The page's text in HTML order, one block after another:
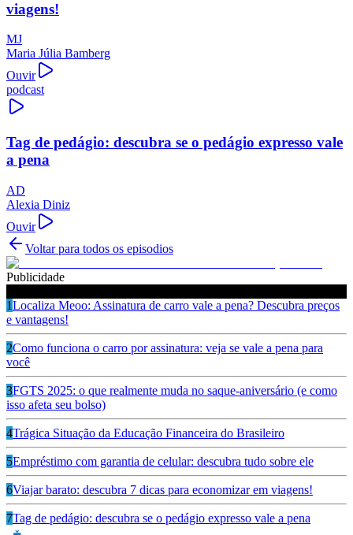
viagens!
MJ
Maria Júlia Bamberg
Ouvir
podcast
Tag de pedágio: descubra se o pedágio expresso vale
a pena
AD
Alexia Diniz
Ouvir
Voltar para todos os episodios
Publicidade
1Localiza Meoo: Assinatura de carro vale a pena? Descubra preços
e vantagens!
2Como funciona o carro por assinatura: veja se vale a pena para
você
3FGTS 2025: o que realmente muda no saque-aniversário (e como
isso afeta seu bolso)
4Trágica Situação da Educação Financeira do Brasileiro
5Empréstimo com garantia de celular: descubra tudo sobre ele
6Viajar barato: descubra 7 dicas para economizar em viagens!
7Tag de pedágio: descubra se o pedágio expresso vale a pena